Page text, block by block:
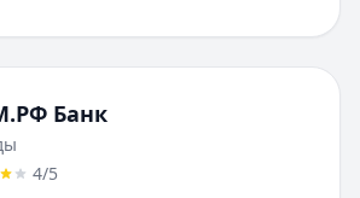
Банк
4/5